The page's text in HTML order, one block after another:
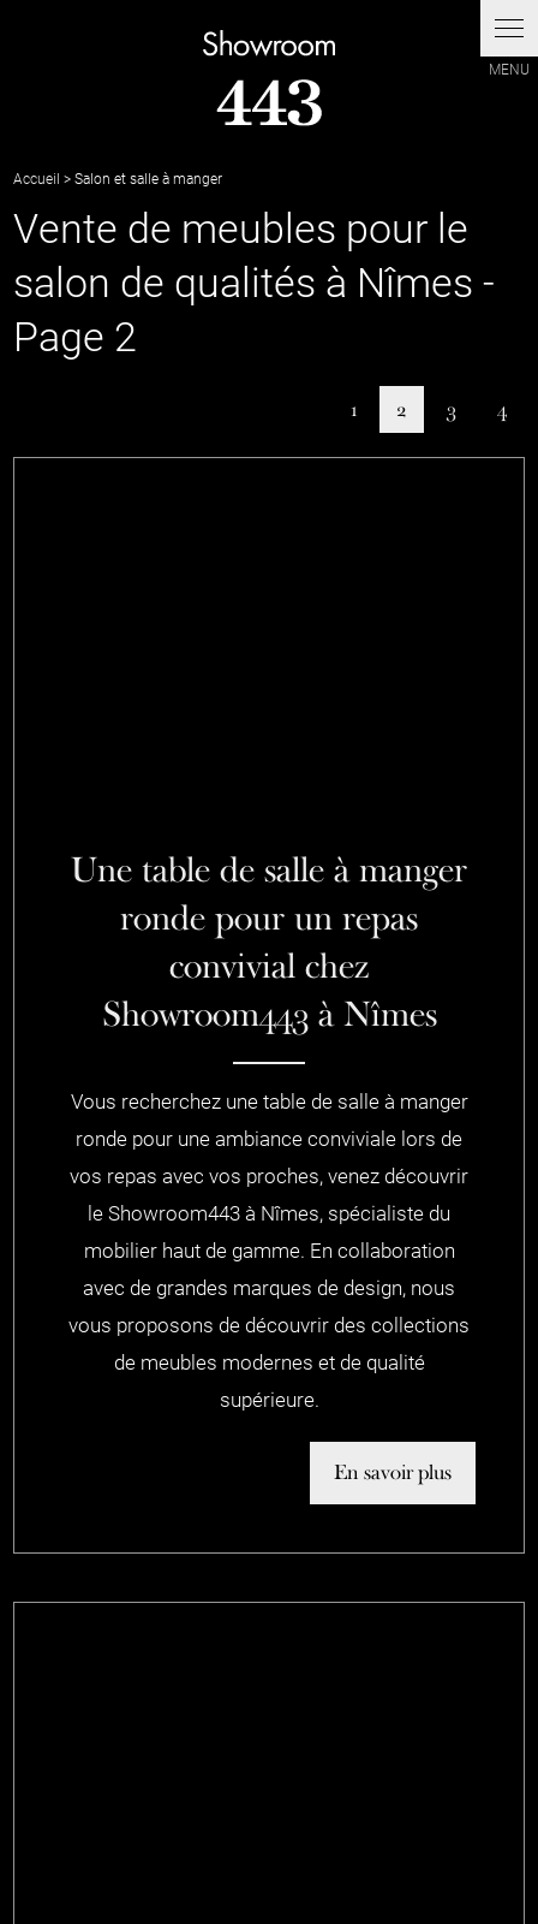
Accueil > Salon et salle à manger
Vente de meubles pour le
salon de qualités à Nîmes -
Page 2
1 2 3 4
Une table de salle à manger
ronde pour un repas
convivial chez
Showroom443 à Nîmes
Vous recherchez une table de salle à manger
ronde pour une ambiance conviviale lors de
vos repas avec vos proches, venez découvrir
le Showroom443 à Nîmes, spécialiste du
mobilier haut de gamme. En collaboration
avec de grandes marques de design, nous
vous proposons de découvrir des collections
de meubles modernes et de qualité
supérieure.
En savoir plus